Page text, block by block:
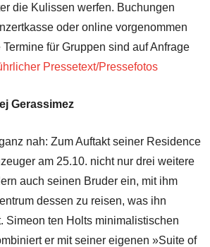
die Kulissen werfen. Buchungen
oder online vorgenommen
für Gruppen sind auf Anfrage
Pressetext/Pressefotos
Gerassimez
nah: Zum Auftakt seiner Residence
am 25.10. nicht nur drei weitere
auch seinen Bruder ein, mit ihm
dessen zu reisen, was ihn
Simeon ten Holts minimalistischen
er mit seiner eigenen »Suite of